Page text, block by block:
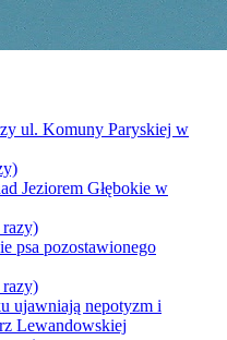
ul. Komuny Paryskiej w
Jeziorem Głębokie w
razy)
psa pozostawionego
razy)
ujawniają nepotyzm i
Lewandowskiej